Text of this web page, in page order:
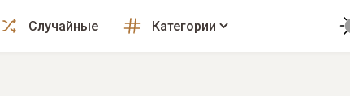
Случайные Категории